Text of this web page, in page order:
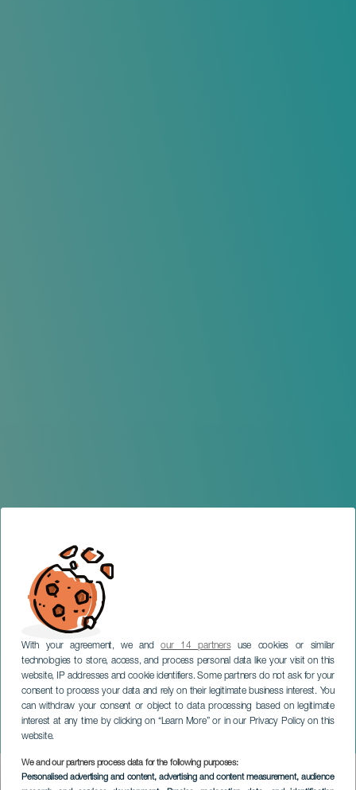
With your agreement, we andour 14 partnersuse cookies or similar
technologies to store, access, and process personal data like your visit on this
website, IP addresses and cookie identifiers. Some partners do not ask for your
consent to process your data and rely on their legitimate business interest. You
can withdraw your consent or object to data processing based on legitimate
interest at any time by clicking on “Learn More” or in our Privacy Policy on this
website.
We and our partners process data for the following purposes:
Personalised advertising and content, advertising and content measurement, audience
Enrique Thompson &
Revirado Project
TENERIFE
Imagen